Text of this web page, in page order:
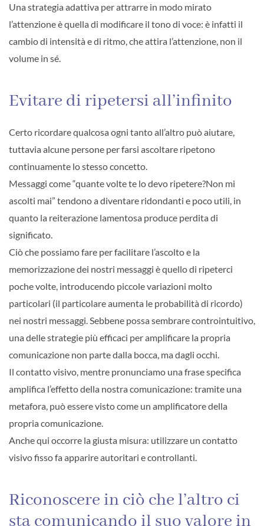
Una strategia adattiva per attrarre in modo mirato
l’attenzione è quella di modificare il tono di voce: è infatti il
cambio di intensità e di ritmo, che attira l’attenzione, non il
volume in sé.
Evitare di ripetersi all’infinito
Certo ricordare qualcosa ogni tanto all’altro può aiutare,
tuttavia alcune persone per farsi ascoltare ripetono
continuamente lo stesso concetto.
Messaggi come “quante volte te lo devo ripetere?Non mi
ascolti mai” tendono a diventare ridondanti e poco utili, in
quanto la reiterazione lamentosa produce perdita di
significato.
Ciò che possiamo fare per facilitare l’ascolto e la
memorizzazione dei nostri messaggi è quello di ripeterci
poche volte, introducendo piccole variazioni molto
particolari (il particolare aumenta le probabilità di ricordo)
nei nostri messaggi. Sebbene possa sembrare controintuitivo,
una delle strategie più efficaci per amplificare la propria
comunicazione non parte dalla bocca, ma dagli occhi.
Il contatto visivo, mentre pronunciamo una frase specifica
amplifica l’effetto della nostra comunicazione: tramite una
metafora, può essere visto come un amplificatore della
propria comunicazione.
Anche qui occorre la giusta misura: utilizzare un contatto
visivo fisso fa apparire autoritari e controllanti.
Riconoscere in ciò che l’altro ci
sta comunicando il suo valore in